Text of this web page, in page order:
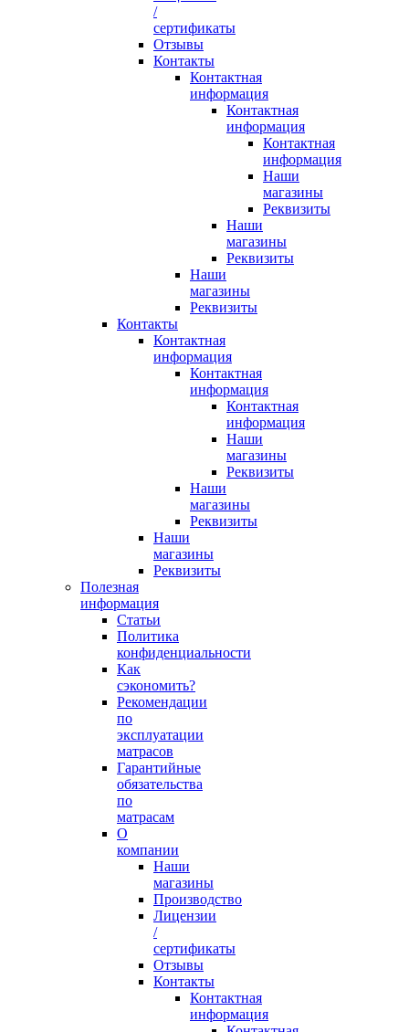
/
сертификаты
Отзывы
Контакты
Контактная
информация
Контактная
информация
Контактная
информация
Наши
магазины
Реквизиты
Наши
магазины
Реквизиты
Наши
магазины
Реквизиты
Контакты
Контактная
информация
Контактная
информация
Контактная
информация
Наши
магазины
Реквизиты
Наши
магазины
Реквизиты
Наши
магазины
Реквизиты
Полезная
информация
Статьи
Политика
конфиденциальности
Как
сэкономить?
Рекомендации
по
эксплуатации
матрасов
Гарантийные
обязательства
по
матрасам
О
компании
Наши
магазины
Производство
Лицензии
/
сертификаты
Отзывы
Контакты
Контактная
информация